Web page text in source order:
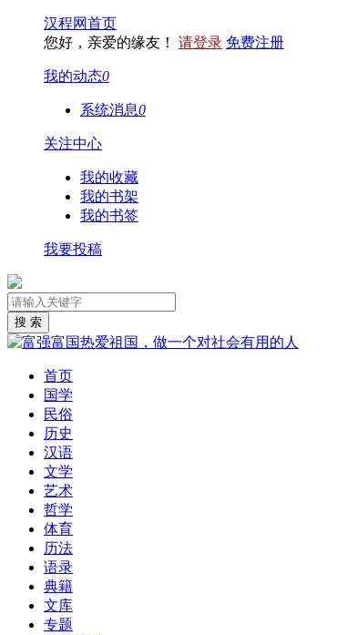
汉程网首页
您好，亲爱的缘友！ 请登录 免费注册
我的动态0
系统消息0
关注中心
我的收藏
我的书架
我的书签
我要投稿
首页
国学
民俗
历史
汉语
文学
艺术
哲学
体育
历法
语录
典籍
文库
专题